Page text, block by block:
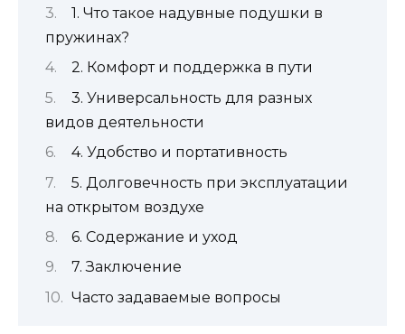
1. Что такое надувные подушки в
пружинах?
2. Комфорт и поддержка в пути
3. Универсальность для разных
видов деятельности
4. Удобство и портативность
5. Долговечность при эксплуатации
на открытом воздухе
6. Содержание и уход
7. Заключение
Часто задаваемые вопросы